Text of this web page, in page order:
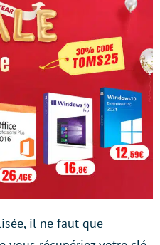
il ne faut que